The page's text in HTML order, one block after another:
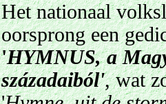
Het nationaal
oorsprong een
'HYMNUS, a
századaiból', wat